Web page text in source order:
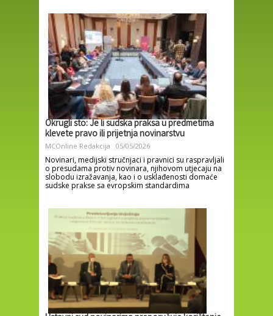
Okrugli sto: Je li sudska praksa u predmetima
klevete pravo ili prijetnja novinarstvu
MCOnline Redakcija 05/05/2026
Novinari, medijski stručnjaci i pravnici su raspravljali
o presudama protiv novinara, njihovom utjecaju na
slobodu izražavanja, kao i o usklađenosti domaće
sudske prakse sa evropskim standardima